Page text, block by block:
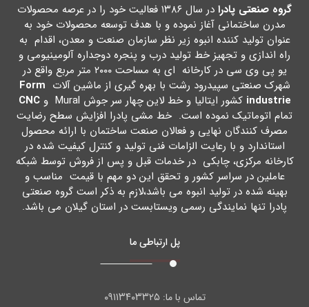
گروه صنعتی پادرا
در سال ۱۳۸۶ فعالیت خود را در عرصه محصولات
مدرن ساختمانی آغاز نموده و با هدف توسعه محصولات خود به
عنوان تولید کننده انبوه زیر نظر سازمان صنعت و معدن، اقدام به
راه اندازي و تجهیز خط تولید درب و پنجره دوجداره آلومینیومی و
یو پی وي سی در کارخانه اي به مساحت ۲۰۰۰ متر مربع واقع در
شهرك صنعتی سپیدرود رشت با بهره گیري از ماشین آلات Form
industrie کشور ایتالیا و خط لاین چهار سر جوش Mural و
CNC
تمام اتوماتیک نموده است. خط مشی پادرا افزایش سطح رضایت
مصرف کنندگان نهایی و فعالان صنعت ساختمان با ارائه محصول
استاندارد و با رعایت الزامات فنی تولید و کنترل کیفیت شده در
کارخانه مرکزي، چابکی در خدمات قبل و پس از فروش توسط شبکه
عاملین در سراسر کشور و تحقق این دو مهم با قیمت مناسب و
بهینه شده در تولید انبوه می باشد،لازم به ذکر است گروه صنعتی
پادرا تنها نمایندگی رسمی ویستابست در استان گیلان می باشد.
پل ارتباطی ما
تماس با ما:۰۹۱۱۳۴۰۳۳۲۵